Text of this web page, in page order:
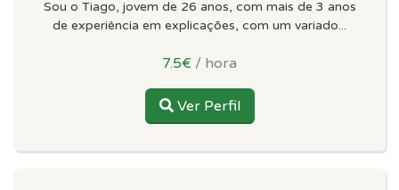
Sou o Tiago, jovem de 26 anos, com mais de 3 anos
de experiência em explicações, com um variado...
7.5€ / hora
Ver Perfil